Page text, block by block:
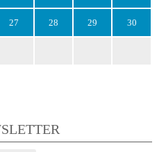
27 28 29 30